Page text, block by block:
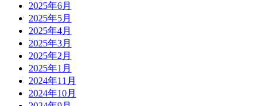
2025年6月
2025年5月
2025年4月
2025年3月
2025年2月
2025年1月
2024年11月
2024年10月